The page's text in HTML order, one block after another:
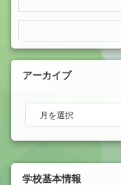
アーカイブ
アーカイブ
学校基本情報